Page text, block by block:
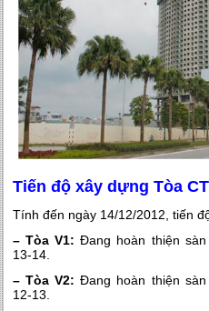
Tiến độ xây dựng Tòa
Tính đến ngày 14/12/2012, tiến
– Tòa V1: Đang hoàn thiện
13-14.
– Tòa V2: Đang hoàn thiện
12-13.